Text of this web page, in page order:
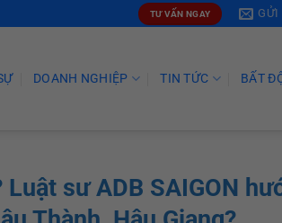
TƯ VẤN NGAY GỬI
DOANH NGHIỆP TIN TỨC BẤT
sư ADB SAIGON